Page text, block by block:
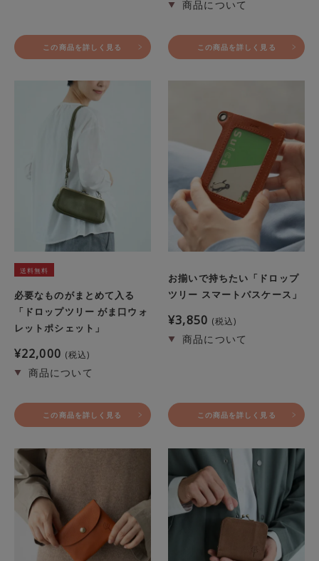
この商品を詳しく見る この商品を詳しく見る
送料無料
必要なものがまとめて入る
「ドロップツリー がま口ウォ
レットポシェット」
¥22,000 税込
この商品を詳しく見る
お揃いで持ちたい「ドロップ
ツリー スマートパスケース」
¥3,850 税込
この商品を詳しく見る